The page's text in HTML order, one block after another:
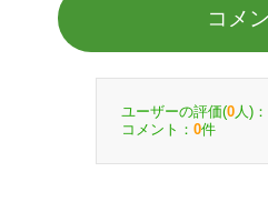
コメ
ユーザーの評価(0 人)：
コメント： 0件